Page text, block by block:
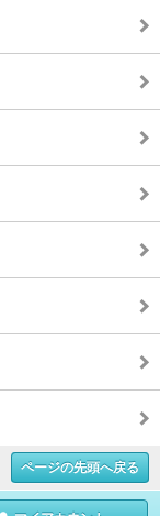
ページの先頭へ戻る